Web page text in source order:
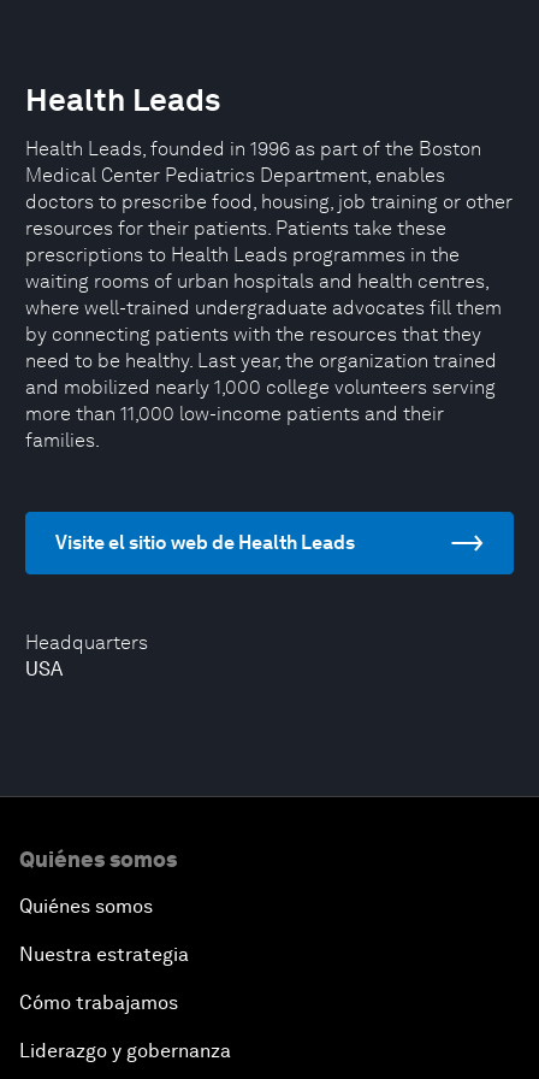
Headquarters
USA
Health Leads
Health Leads, founded in 1996 as part of the Boston
Medical Center Pediatrics Department, enables
doctors to prescribe food, housing, job training or other
resources for their patients. Patients take these
prescriptions to Health Leads programmes in the
waiting rooms of urban hospitals and health centres,
where well-trained undergraduate advocates fill them
by connecting patients with the resources that they
need to be healthy. Last year, the organization trained
and mobilized nearly 1,000 college volunteers serving
more than 11,000 low-income patients and their
families.
Visite el sitio web de Health Leads
Quiénes somos
Quiénes somos
Nuestra estrategia
Cómo trabajamos
Liderazgo y gobernanza